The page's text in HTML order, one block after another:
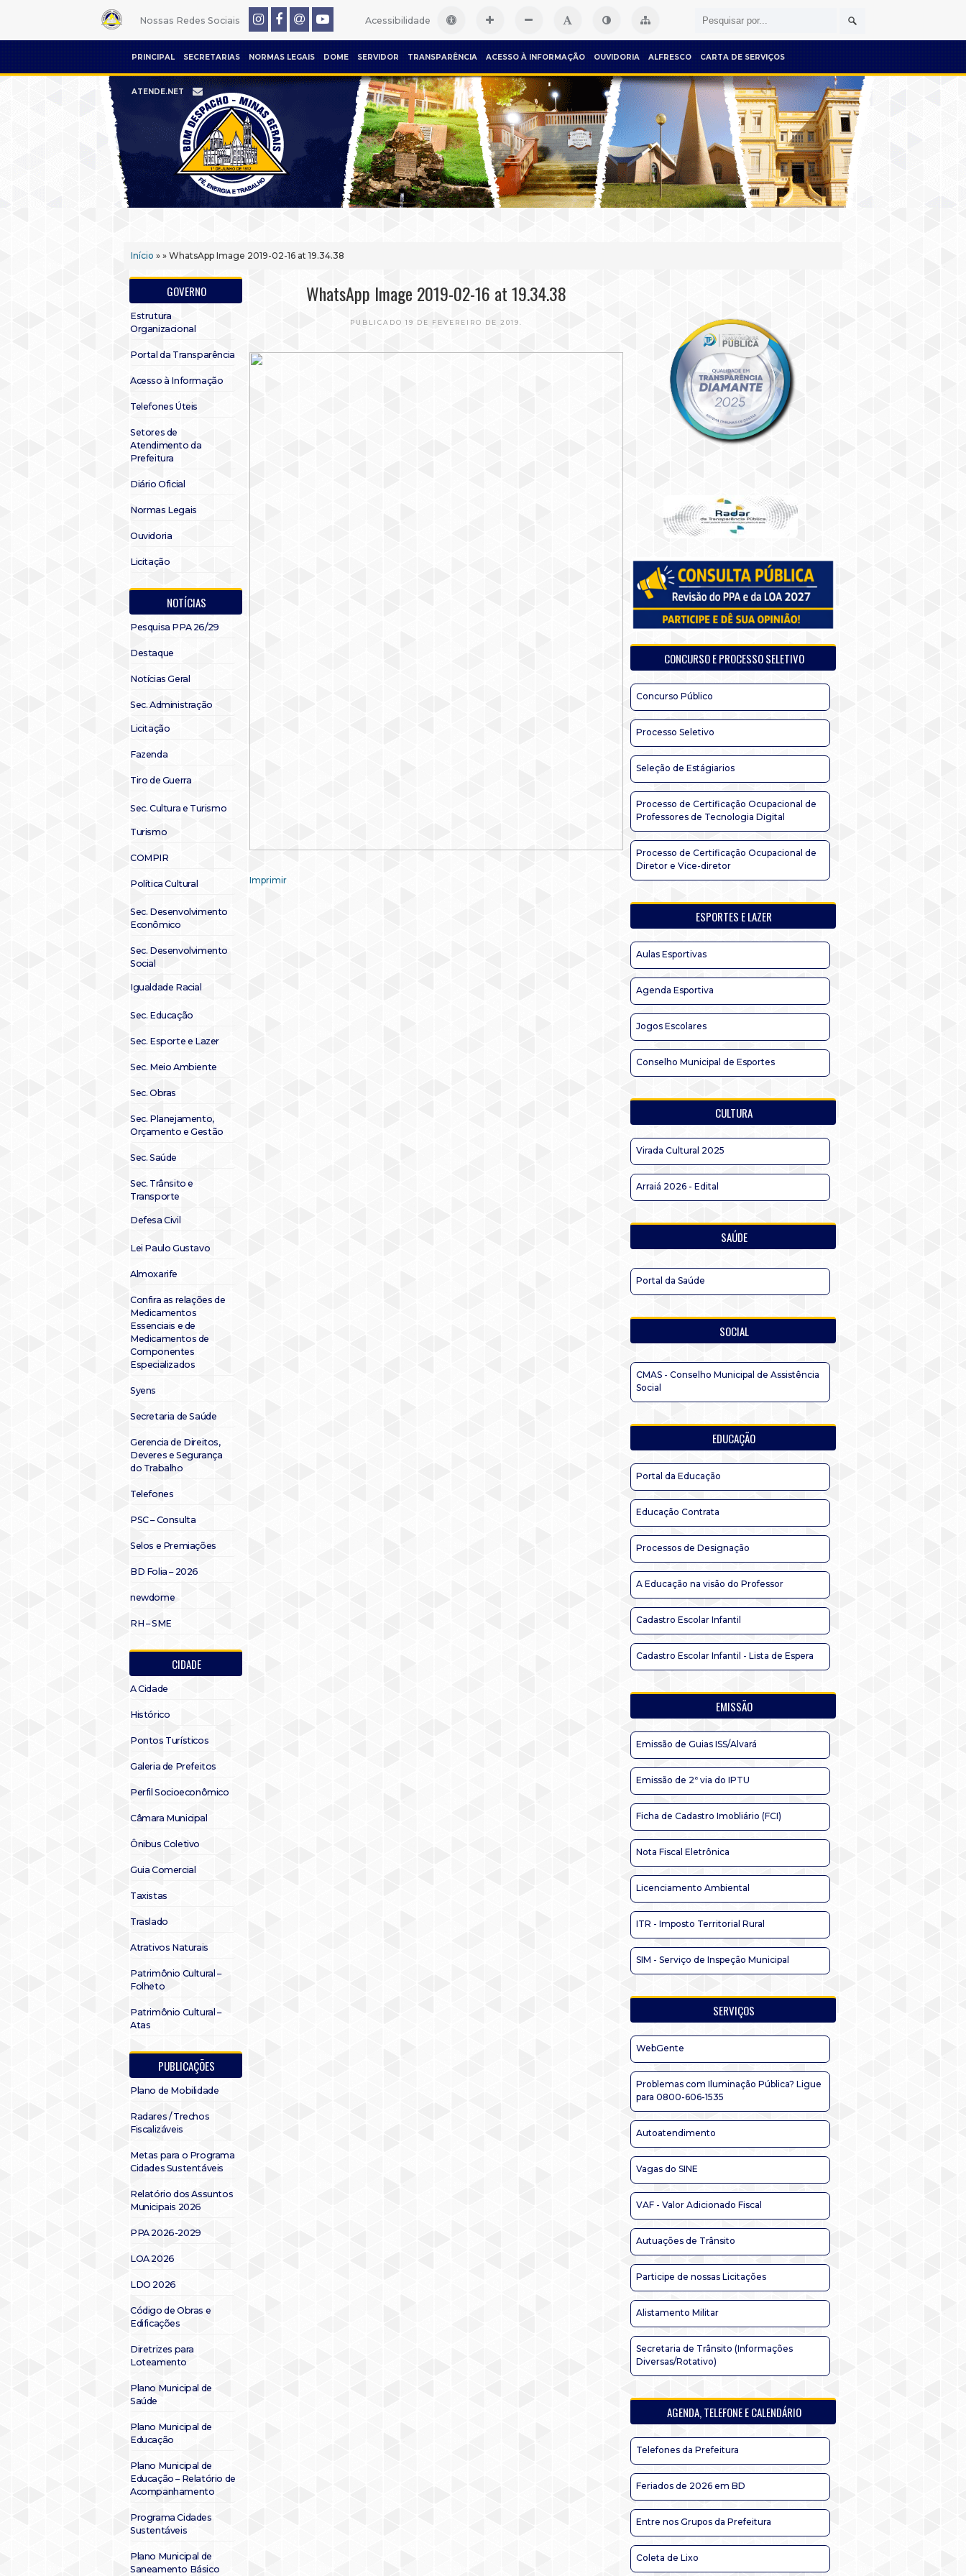
Nossas Redes Sociais Acessibilidade
PRINCIPAL SECRETARIAS NORMAS LEGAIS DOME SERVIDOR TRANSPARÊNCIA ACESSO À INFORMAÇÃO OUVIDORIA ALFRESCO CARTA DE SERVIÇOS
ATENDE.NET
Início » » WhatsApp Image 2019-02-16 at 19.34.38
GOVERNO
Estrutura
Organizacional
Portal da Transparência
Acesso à Informação
Telefones Úteis
Setores de
Atendimento da
Prefeitura
Diário Oficial
Normas Legais
Ouvidoria
Licitação
NOTÍCIAS
Pesquisa PPA 26/29
Destaque
Notícias Geral
Sec. Administração
Licitação
Fazenda
Tiro de Guerra
Sec. Cultura e Turismo
Turismo
COMPIR
Política Cultural
Sec. Desenvolvimento
Econômico
Sec. Desenvolvimento
Social
Igualdade Racial
Sec. Educação
Sec. Esporte e Lazer
Sec. Meio Ambiente
Sec. Obras
Sec. Planejamento,
Orçamento e Gestão
Sec. Saúde
Sec. Trânsito e
Transporte
Defesa Civil
Lei Paulo Gustavo
Almoxarife
Confira as relações de
Medicamentos
Essenciais e de
Medicamentos de
Componentes
Especializados
Syens
Secretaria de Saúde
Gerencia de Direitos,
Deveres e Segurança
do Trabalho
Telefones
PSC – Consulta
Selos e Premiações
BD Folia – 2026
newdome
RH – SME
CIDADE
A Cidade
Histórico
Pontos Turísticos
Galeria de Prefeitos
Perfil Socioeconômico
Câmara Municipal
Ônibus Coletivo
Guia Comercial
Taxistas
Traslado
Atrativos Naturais
Patrimônio Cultural –
Folheto
Patrimônio Cultural –
Atas
PUBLICAÇÕES
Plano de Mobilidade
Radares / Trechos
Fiscalizáveis
Metas para o Programa
Cidades Sustentáveis
Relatório dos Assuntos
Municipais 2026
PPA 2026-2029
LOA 2026
LDO 2026
Código de Obras e
Edificações
Diretrizes para
Loteamento
Plano Municipal de
Saúde
Plano Municipal de
Educação
Plano Municipal de
Educação – Relatório de
Acompanhamento
Programa Cidades
Sustentáveis
Plano Municipal de
Saneamento Básico
WhatsApp Image 2019-02-16 at 19.34.38
PUBLICADO 19 DE FEVEREIRO DE 2019.
Imprimir
CONCURSO E PROCESSO SELETIVO
Concurso Público
Processo Seletivo
Seleção de Estágiarios
Processo de Certificação Ocupacional de
Professores de Tecnologia Digital
Processo de Certificação Ocupacional de
Diretor e Vice-diretor
ESPORTES E LAZER
Aulas Esportivas
Agenda Esportiva
Jogos Escolares
Conselho Municipal de Esportes
CULTURA
Virada Cultural 2025
Arraiá 2026 - Edital
SAÚDE
Portal da Saúde
SOCIAL
CMAS - Conselho Municipal de Assistência
Social
EDUCAÇÃO
Portal da Educação
Educação Contrata
Processos de Designação
A Educação na visão do Professor
Cadastro Escolar Infantil
Cadastro Escolar Infantil - Lista de Espera
EMISSÃO
Emissão de Guias ISS/Alvará
Emissão de 2ª via do IPTU
Ficha de Cadastro Imobliário (FCI)
Nota Fiscal Eletrônica
Licenciamento Ambiental
ITR - Imposto Territorial Rural
SIM - Serviço de Inspeção Municipal
SERVIÇOS
WebGente
Problemas com Iluminação Pública? Ligue
para 0800-606-1535
Autoatendimento
Vagas do SINE
VAF - Valor Adicionado Fiscal
Autuações de Trânsito
Participe de nossas Licitações
Alistamento Militar
Secretaria de Trânsito (Informações
Diversas/Rotativo)
AGENDA, TELEFONE E CALENDÁRIO
Telefones da Prefeitura
Feriados de 2026 em BD
Entre nos Grupos da Prefeitura
Coleta de Lixo